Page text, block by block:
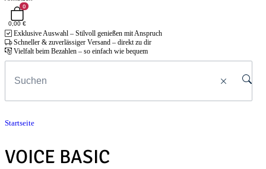
0
0,00 €
Exklusive Auswahl – Stilvoll genießen mit Anspruch
Schneller & zuverlässiger Versand – direkt zu dir
Vielfalt beim Bezahlen – so einfach wie bequem
Startseite
VOICE BASIC